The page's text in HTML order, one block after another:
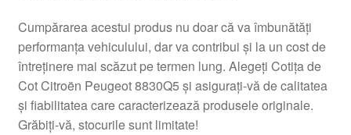
Termeni si conditii
Cumpărarea acestui produs nu doar că va îmbunătăți
performanța vehiculului, dar va contribui și la un cost de
întreținere mai scăzut pe termen lung. Alegeți Cotița de
Cot Citroën Peugeot 8830Q5 și asigurați-vă de calitatea
și fiabilitatea care caracterizează produsele originale.
Grăbiți-vă, stocurile sunt limitate!